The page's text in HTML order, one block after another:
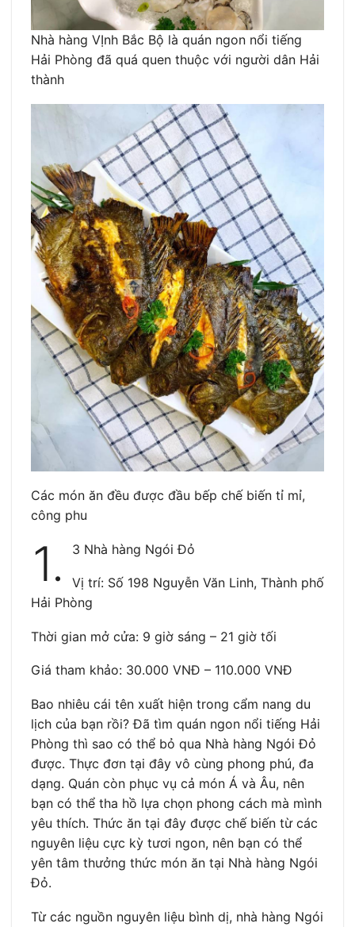
Nhà hàng VỊnh Bắc Bộ là quán ngon nổi tiếng
Hải Phòng đã quá quen thuộc với người dân Hải
thành
Các món ăn đều được đầu bếp chế biến tỉ mỉ,
công phu
1. 3 Nhà hàng Ngói Đỏ
Vị trí: Số 198 Nguyễn Văn Linh, Thành phố
Hải Phòng
Thời gian mở cửa: 9 giờ sáng – 21 giờ tối
Giá tham khảo: 30.000 VNĐ – 110.000 VNĐ
Bao nhiêu cái tên xuất hiện trong cẩm nang du
lịch của bạn rồi? Đã tìm quán ngon nổi tiếng Hải
Phòng thì sao có thể bỏ qua Nhà hàng Ngói Đỏ
được. Thực đơn tại đây vô cùng phong phú, đa
dạng. Quán còn phục vụ cả món Á và Âu, nên
bạn có thể tha hồ lựa chọn phong cách mà mình
yêu thích. Thức ăn tại đây được chế biến từ các
nguyên liệu cực kỳ tươi ngon, nên bạn có thể
yên tâm thưởng thức món ăn tại Nhà hàng Ngói
Đỏ.
Từ các nguồn nguyên liệu bình dị, nhà hàng Ngói